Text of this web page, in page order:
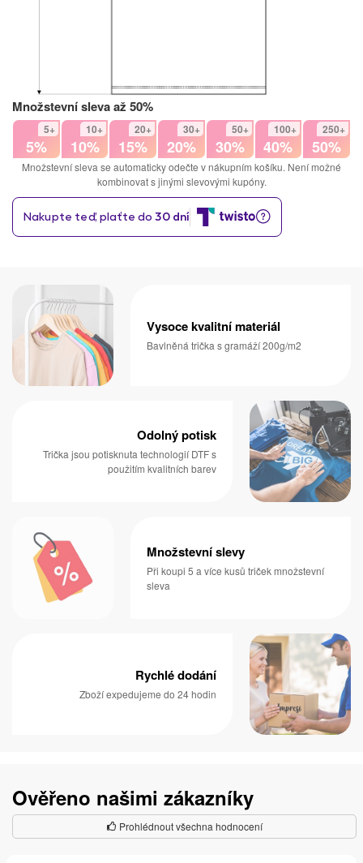
Množstevní sleva až 50%
5+
5%
10+
10%
20+
15%
30+
20%
50+
30%
100+
40%
250+
50%
Množstevní sleva se automaticky odečte v nákupním košíku. Není možné
kombinovat s jinými slevovými kupóny.
Vysoce kvalitní materiál
Bavlněná trička s gramáží 200g/m2
Odolný potisk
Trička jsou potisknuta technologií DTF s
použitím kvalitních barev
Množstevní slevy
Při koupi 5 a více kusů triček množstevní
sleva
Rychlé dodání
Zboží expedujeme do 24 hodin
Ověřeno našimi zákazníky
Prohlédnout všechna hodnocení